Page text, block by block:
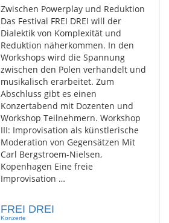
Zwischen Powerplay und Reduktion
Das Festival FREI DREI will der
Dialektik von Komplexität und
Reduktion näherkommen. In den
Workshops wird die Spannung
zwischen den Polen verhandelt und
musikalisch erarbeitet. Zum
Abschluss gibt es einen
Konzertabend mit Dozenten und
Workshop Teilnehmern. Workshop
III: Improvisation als künstlerische
Moderation von Gegensätzen Mit
Carl Bergstroem-Nielsen,
Kopenhagen Eine freie
Improvisation …
FREI DREI
Konzerte